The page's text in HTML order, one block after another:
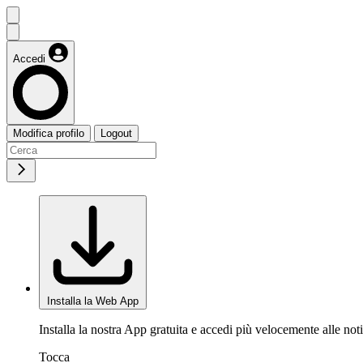
Accedi
Modifica profilo Logout
Installa la Web App
Installa la nostra App gratuita e accedi più velocemente alle
Tocca